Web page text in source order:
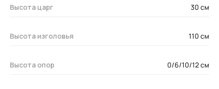
Высота царг 30 см
Высота изголовья 110 см
Высота опор 0/6/10/12 см